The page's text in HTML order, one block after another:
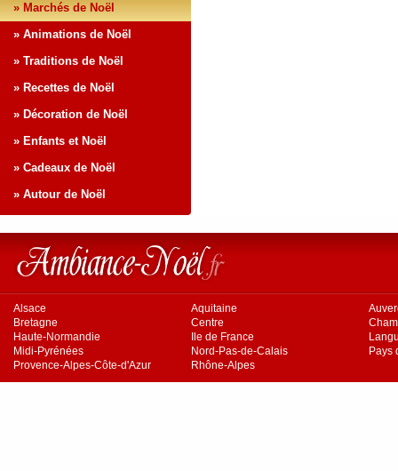
» Marchés de Noël
» Animations de Noël
» Traditions de Noël
» Recettes de Noël
» Décoration de Noël
» Enfants et Noël
» Cadeaux de Noël
» Autour de Noël
Alsace Aquitaine
Bretagne
Centre
Haute-Normandie
Ile de France
Midi-Pyrénées
Nord-Pas-de-Calais
Pays
Provence-Alpes-Côte-d'Azur
Rhône-Alpes